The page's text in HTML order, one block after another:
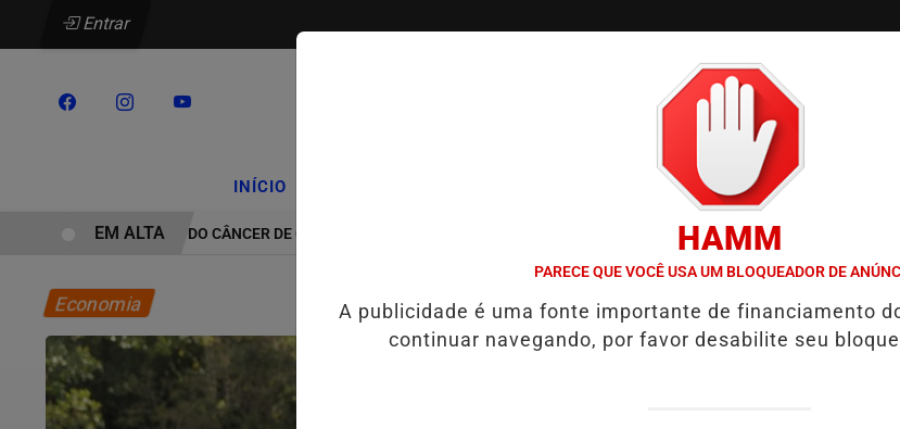
Entrar
INÍCIO COLUNAS / EMPREGOS
TRATAMENTO DO CÂNCER DE CABEÇA E PESCOÇO EVOLUI E AMPLIA PRESERVAÇÃO DA QUALIDADE DE VIDA HYUNDAI
EM ALTA
Economia
HAMM
PARECE QUE VOCÊ USA UM BLOQUEADOR DE
A publicidade é uma fonte importante de financiamento
continuar navegando, por favor desabilite seu